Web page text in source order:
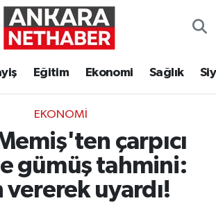
Eğitim Ekonomi Sağlık
EKONOMI
çarpıcı
gümüş tahmini:
vererek uyardı!
Durumu
Haberleri